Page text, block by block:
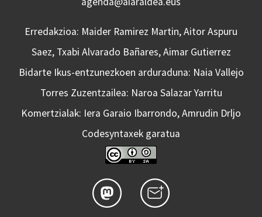
Erredakzioa: Maider Ramirez Martin, Aitor Aspuru
Saez, Txabi Alvarado Bañares, Aimar Gutierrez
Bidarte Ikus-entzunezkoen arduraduna: Naia Vallejo
Torres Zuzentzailea: Naroa Salazar Yarritu
Komertzialak: Iera Garaio Ibarrondo, Amrudin Drljo
Codesyntaxek garatua